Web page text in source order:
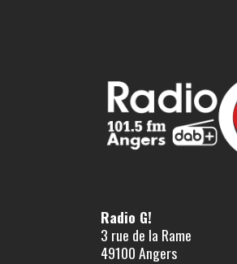
Radio G!
3 rue de la Rame
49100 Angers